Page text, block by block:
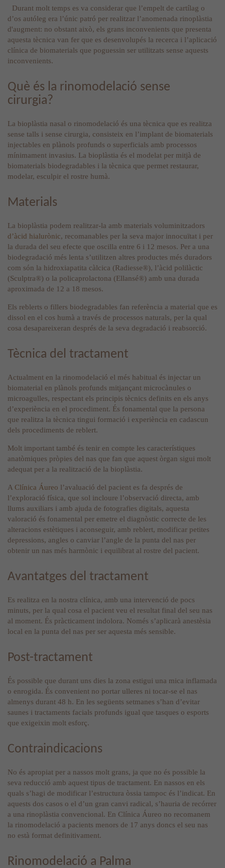
Durant molt temps es va considerar que l’empelt de cartílag o
d’os autóleg era l’únic patró per realitzar l’anomenada rinoplàstia
d'augment: no obstant això, els grans inconvenients que presenta
aquesta tècnica van fer que es desenvolupés la recerca i l’aplicació
clínica de biomaterials que poguessin ser utilitzats sense aquests
inconvenients.
Què és la rinomodelació sense
cirurgia?
La bioplàstia nasal o rinomodelació és una tècnica que es realitza
sense talls i sense cirurgia, consisteix en l’implant de biomaterials
injectables en plànols profunds o superficials amb processos
mínimament invasius. La bioplàstia és el modelat per mitjà de
biomaterials biodegradables i la tècnica que permet restaurar,
modelar, esculpir el rostre humà.
Materials
La bioplàstia podem realitzar-la amb materials voluminitzadors
d’àcid hialurònic, recomanables per la seva major innocuïtat i per
la durada del seu efecte que oscilla entre 6 i 12 mesos. Per a una
biodegradació més lenta s’utilitzen altres productes més duradors
com són la hidroxiapatita càlcica (Radiesse®), l’àcid polilàctic
(Sculptra®) o la policaprolactona (Ellansé®) amb una durada
aproximada de 12 a 18 mesos.
Els reblerts o fillers biodegradables fan referència a material que es
dissol en el cos humà a través de processos naturals, per la qual
cosa desapareixeran després de la seva degradació i reabsorció.
Tècnica del tractament
Actualment en la rinomodelació el més habitual és injectar un
biomaterial en plànols profunds mitjançant microcànules o
microagulles, respectant els principis tècnics definits en els anys
d’experiència en el procediment. És fonamental que la persona
que realitza la tècnica tingui formació i experiència en cadascun
dels procediments de reblert.
Molt important també és tenir en compte les característiques
anatòmiques pròpies del nas que fan que aquest òrgan sigui molt
adequat per a la realització de la bioplàstia.
A Clínica Áureo l’avaluació del pacient es fa després de
l’exploració física, que sol incloure l’observació directa, amb
llums auxiliars i amb ajuda de fotografies digitals, aquesta
valoració és fonamental per emetre el diagnòstic correcte de les
alteracions estètiques i aconseguir, amb reblert, modificar petites
depressions, angles o canviar l’angle de la punta del nas per
obtenir un nas més harmònic i equilibrat al rostre del pacient.
Avantatges del tractament
Es realitza en la nostra clínica, amb una intervenció de pocs
minuts, per la qual cosa el pacient veu el resultat final del seu nas
al moment. És pràcticament indolora. Només s’aplicarà anestèsia
local en la punta del nas per ser aquesta més sensible.
Post-tractament
És possible que durant uns dies la zona estigui una mica inflamada
o enrogida. És convenient no portar ulleres ni tocar-se el nas
almenys durant 48 h. En les següents setmanes s’han d’evitar
saunes i tractaments facials profunds igual que tasques o esports
que exigeixin molt esforç.
Contraindicacions
No és apropiat per a nassos molt grans, ja que no és possible la
seva reducció amb aquest tipus de tractament. En nassos en els
quals s’hagi de modificar l’estructura òssia tampoc és l’indicat. En
aquests dos casos o el d’un gran canvi radical, s’hauria de recórrer
a una rinoplàstia convencional. En Clínica Áureo no recomanem
la rinomodelació a pacients menors de 17 anys doncs el seu nas
no està format definitivament.
Rinomodelació a Palma